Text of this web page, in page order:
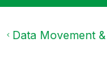
Data Movement